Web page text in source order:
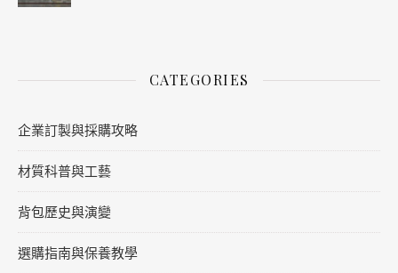
CATEGORIES
企業訂製與採購攻略
材質科普與工藝
背包歷史與演變
選購指南與保養教學